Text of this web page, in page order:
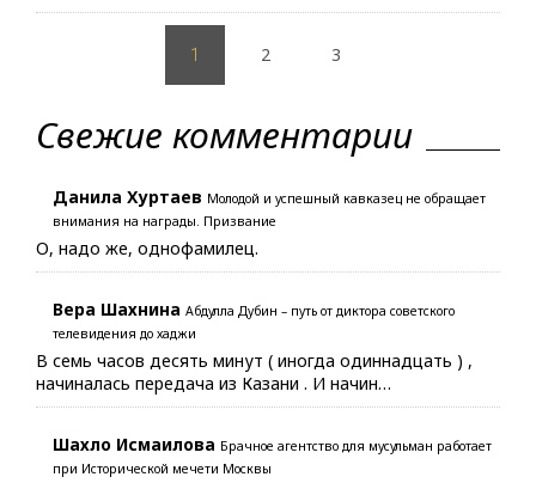
1 2 3
Свежие комментарии
Данила Хуртаев Молодой и успешный кавказец не обращает
внимания на награды. Призвание
О, надо же, однофамилец.
Вера Шахнина Абдулла Дубин – путь от диктора советского
телевидения до хаджи
В семь часов десять минут ( иногда одиннадцать ) ,
начиналась передача из Казани . И начин…
Шахло Исмаилова Брачное агентство для мусульман работает
при Исторической мечети Москвы